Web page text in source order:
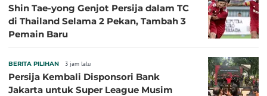
Shin Tae-yong Genjot Persija dalam TC
di Thailand Selama 2 Pekan, Tambah 3
Pemain Baru
BERITA PILIHAN 3 jam lalu
Persija Kembali Disponsori Bank
Jakarta untuk Super League Musim